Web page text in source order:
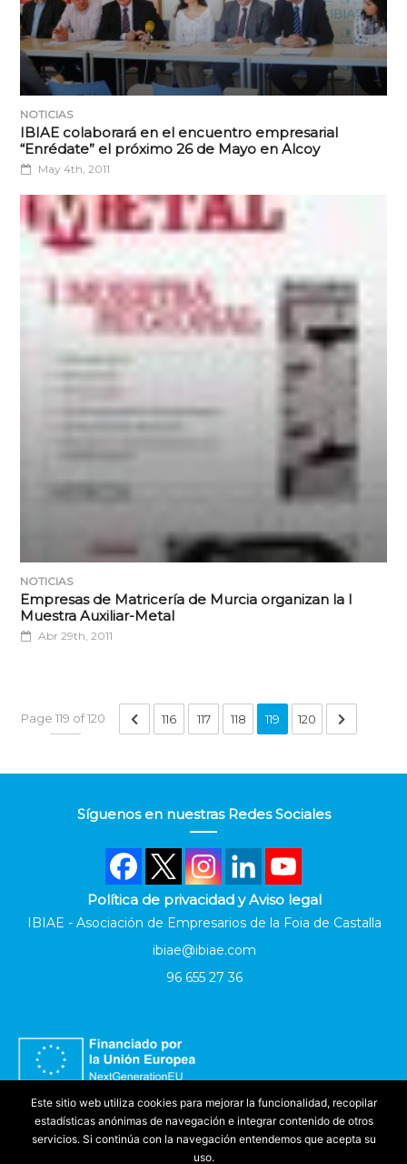
NOTICIAS
IBIAE colaborará en el encuentro empresarial
“Enrédate” el próximo 26 de Mayo en Alcoy
May 4th, 2011
NOTICIAS
Empresas de Matricería de Murcia organizan la I
Muestra Auxiliar-Metal
Abr 29th, 2011
Page 119 of 120
... 116 117 118 119 120
Síguenos en nuestras Redes Sociales
Política de privacidad y Aviso legal
IBIAE - Asociación de Empresarios de la Foia de Castalla
ibiae@ibiae.com
96 655 27 36
Este sitio web utiliza cookies para mejorar la funcionalidad, recopilar
estadísticas anónimas de navegación e integrar contenido de otros
servicios. Si continúa con la navegación entendemos que acepta su
uso.